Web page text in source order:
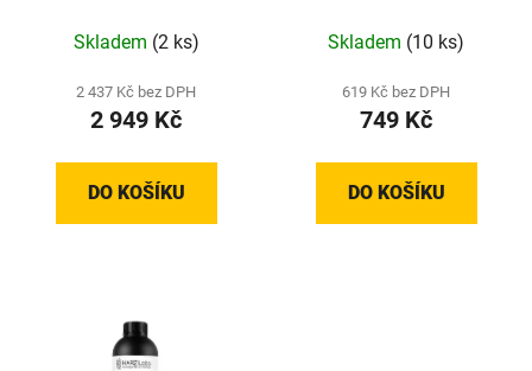
Skladem (2 ks)
2 437 Kč bez DPH
2 949 Kč
DO KOŠÍKU
Skladem (10 ks)
619 Kč bez DPH
749 Kč
DO KOŠÍKU